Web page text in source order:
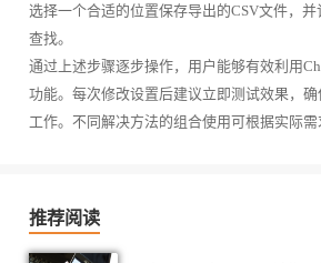
选择一个合适的位置保存导出的CSV文件，
查找。
通过上述步骤逐步操作，用户能够有效利用
功能。每次修改设置后建议立即测试效果，
工作。不同解决方法的组合使用可根据实际需
推荐阅读